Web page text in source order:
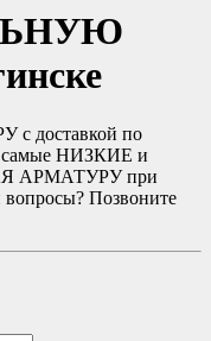
доставкой по
самые НИЗКИЕ и
АРМАТУРУ при
Позвоните